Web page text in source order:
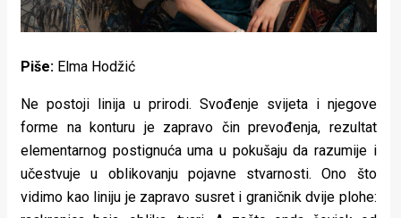
Fashion
Zdravlje
Za
stolom
Život
Piše: Elma Hodžić
Ne postoji linija u prirodi. Svođenje svijeta i njegove
forme na konturu je zapravo čin prevođenja, rezultat
elementarnog postignuća uma u pokušaju da razumije i
učestvuje u oblikovanju pojavne stvarnosti. Ono što
vidimo kao liniju je zapravo susret i graničnik dvije plohe: